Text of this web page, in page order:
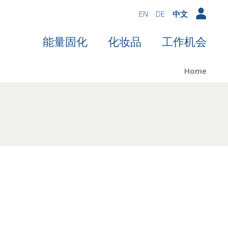
EN DE 中文
能量固化 化妆品 工作机会
Home